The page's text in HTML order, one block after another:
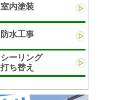
室内塗装
防水工事
シーリング
打ち替え